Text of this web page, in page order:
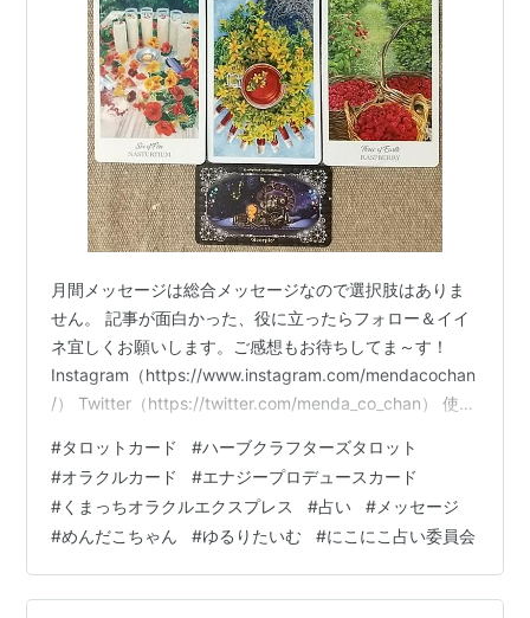
月間メッセージは総合メッセージなので選択肢はありま
せん。 記事が面白かった、役に立ったらフォロー＆イイ
ネ宜しくお願いします。ご感想もお待ちしてま～す！
Instagram（https://www.instagram.com/mendacochan
/） Twitter（https://twitter.com/menda_co_chan） 使っ
飛べます） エナジープロデュースカード【Energy
Produce Cards】 ザ・ハーブクラフターズタロット
【The Herbcrafter's Tarot】 くまっちオラクルエクスプ
レス くまっちエ…
#タロットカード #ハーブクラフターズタロット
#オラクルカード #エナジープロデュースカード
#くまっちオラクルエクスプレス #占い # メッセージ
#めんだこちゃん #ゆるりたいむ #にこにこ占い委員会